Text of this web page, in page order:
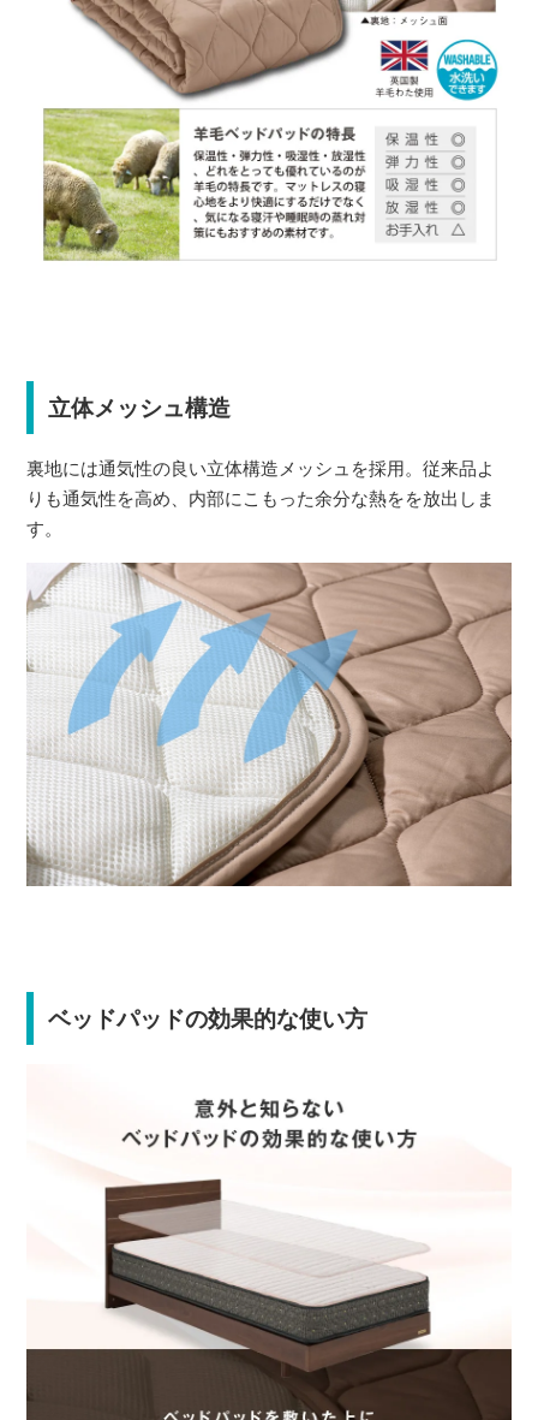
立体メッシュ構造
裏地には通気性の良い立体構造メッシュを採用。従来品よ
りも通気性を高め、内部にこもった余分な熱をを放出しま
す。
ベッドパッドの効果的な使い方